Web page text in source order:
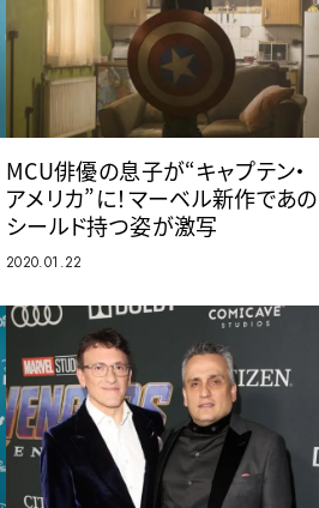
MCU俳優の息子が“キャプテン・
アメリカ”に！マーベル新作であの
シールド持つ姿が激写
2020.01.22